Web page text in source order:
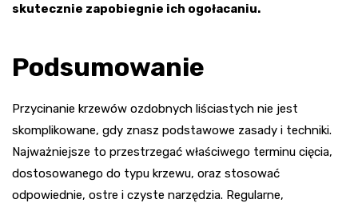
skutecznie zapobiegnie ich ogołacaniu.
Podsumowanie
Przycinanie krzewów ozdobnych liściastych nie jest
skomplikowane, gdy znasz podstawowe zasady i techniki.
Najważniejsze to przestrzegać właściwego terminu cięcia,
dostosowanego do typu krzewu, oraz stosować
odpowiednie, ostre i czyste narzędzia. Regularne,